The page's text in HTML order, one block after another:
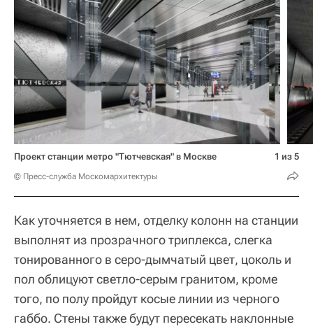
Проект станции метро "Тютчевская" в Москве
© Пресс-служба Москомархитектуры
1 из 5
Как уточняется в нем, отделку колонн на станции
выполнят из прозрачного триплекса, слегка
тонированного в серо-дымчатый цвет, цоколь и
пол облицуют светло-серым гранитом, кроме
того, по полу пройдут косые линии из черного
габбо. Стены также будут пересекать наклонные